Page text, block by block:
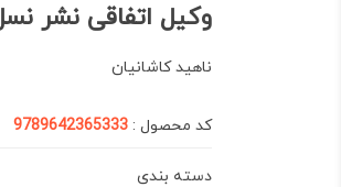
وکیل اتفاقی نشر
ناهید کاشانیان
کد محصول : 9789642365333
دسته بندی